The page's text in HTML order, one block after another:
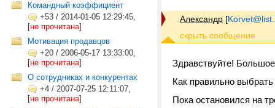
Командный коэффициент
+53 / 2014-01-05 12:29:45,
[не прочитана]
Мотивация продавцов
+20 / 2006-05-17 13:33:00,
[не прочитана]
О сотрудниках и конкурентах
+4 / 2007-07-25 12:11:07,
[не прочитана]
Александр [
Здравствуйте!
Как правильно
Пока остановился на